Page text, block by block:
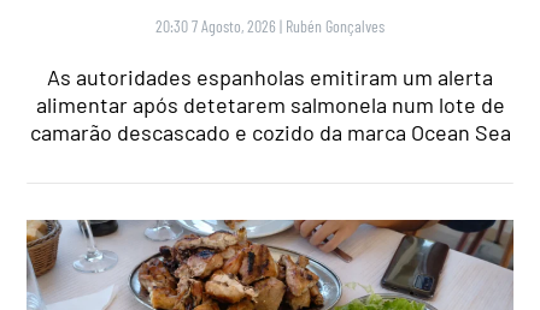
20:30 7 Agosto, 2026 | Rubén Gonçalves
As autoridades espanholas emitiram um alerta
alimentar após detetarem salmonela num lote de
camarão descascado e cozido da marca Ocean Sea